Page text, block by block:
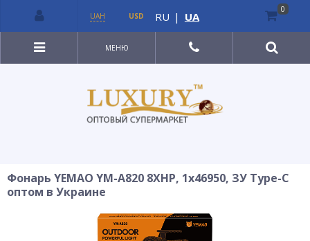
МЕНЮ
Фонарь YEMAO YM-A820 8XHP, 1x46950, ЗУ Type-C
оптом в Украине
UAH USD RU | UA
0